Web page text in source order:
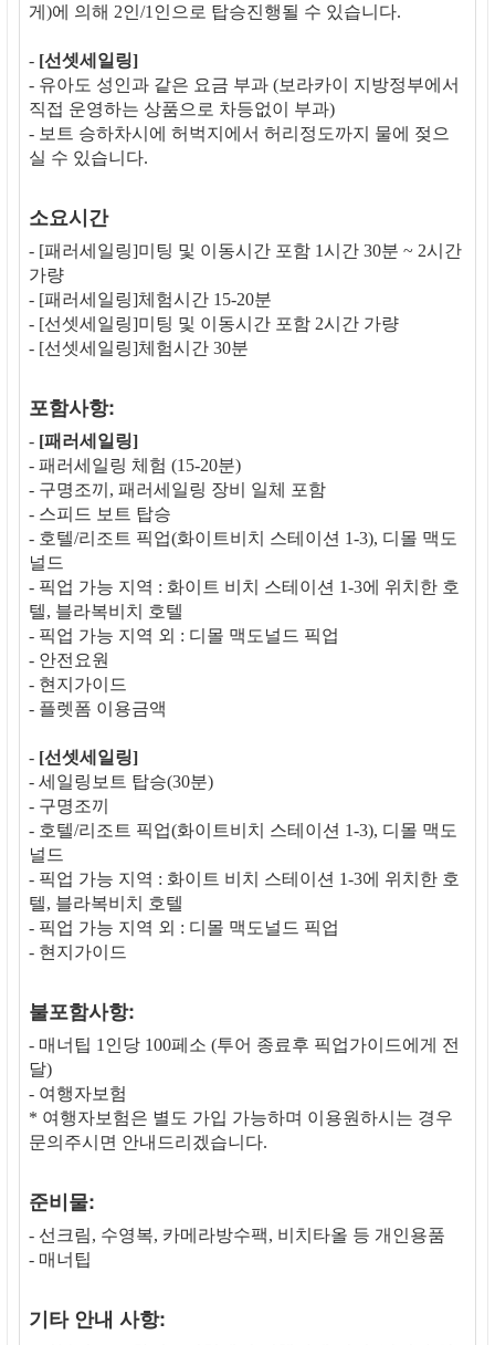
게)에 의해 2인/1인으로 탑승진행될 수 있습니다.
- [선셋세일링]
- 유아도 성인과 같은 요금 부과 (보라카이 지방정부에서
직접 운영하는 상품으로 차등없이 부과)
- 보트 승하차시에 허벅지에서 허리정도까지 물에 젖으
실 수 있습니다.
소요시간
- [패러세일링]미팅 및 이동시간 포함 1시간 30분 ~ 2시간
가량
- [패러세일링]체험시간 15-20분
- [선셋세일링]미팅 및 이동시간 포함 2시간 가량
- [선셋세일링]체험시간 30분
포함사항:
- [패러세일링]
- 패러세일링 체험 (15-20분)
- 구명조끼, 패러세일링 장비 일체 포함
- 스피드 보트 탑승
- 호텔/리조트 픽업(화이트비치 스테이션 1-3), 디몰 맥도
널드
- 픽업 가능 지역 : 화이트 비치 스테이션 1-3에 위치한 호
텔, 블라복비치 호텔
- 픽업 가능 지역 외 : 디몰 맥도널드 픽업
- 안전요원
- 현지가이드
- 플렛폼 이용금액
- [선셋세일링]
- 세일링보트 탑승(30분)
- 구명조끼
- 호텔/리조트 픽업(화이트비치 스테이션 1-3), 디몰 맥도
널드
- 픽업 가능 지역 : 화이트 비치 스테이션 1-3에 위치한 호
텔, 블라복비치 호텔
- 픽업 가능 지역 외 : 디몰 맥도널드 픽업
- 현지가이드
불포함사항:
- 매너팁 1인당 100페소 (투어 종료후 픽업가이드에게 전
달)
- 여행자보험
* 여행자보험은 별도 가입 가능하며 이용원하시는 경우
문의주시면 안내드리겠습니다.
준비물:
- 선크림, 수영복, 카메라방수팩, 비치타올 등 개인용품
- 매너팁
기타 안내 사항: